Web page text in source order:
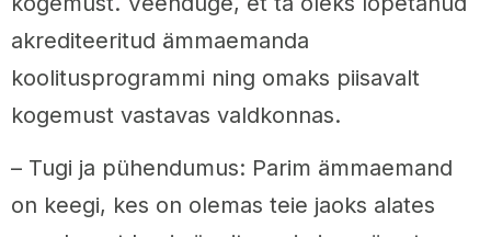
akrediteeritud ämmaemanda
koolitusprogrammi ning omaks piisavalt
kogemust vastavas valdkonnas.
– Tugi ja pühendumus: Parim ämmaemand
on keegi, kes on olemas teie jaoks alates